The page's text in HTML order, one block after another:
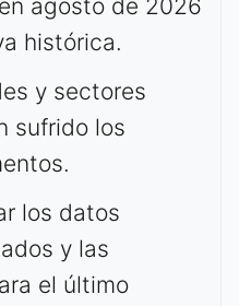
agosto de 2026
histórica.
y sectores
sufrido los
los datos
y las
el último